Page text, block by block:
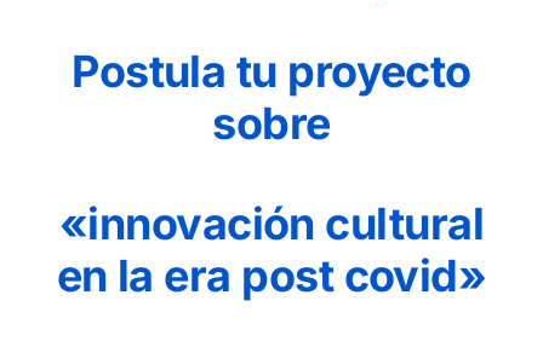
Postula tu proyecto
sobre
«innovación cultural
en la era post covid»